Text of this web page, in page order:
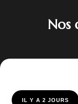
Nos
IL Y A 2 JOURS